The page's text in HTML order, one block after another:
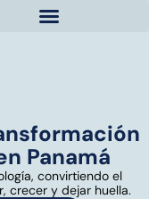
Panamá
convirtiendo el
crecer y dejar huella.